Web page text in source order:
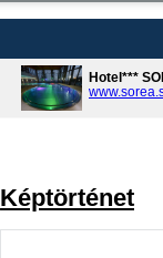
Hotel***
Képtörténet